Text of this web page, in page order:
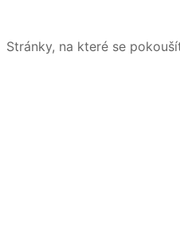
Stránky, na které se